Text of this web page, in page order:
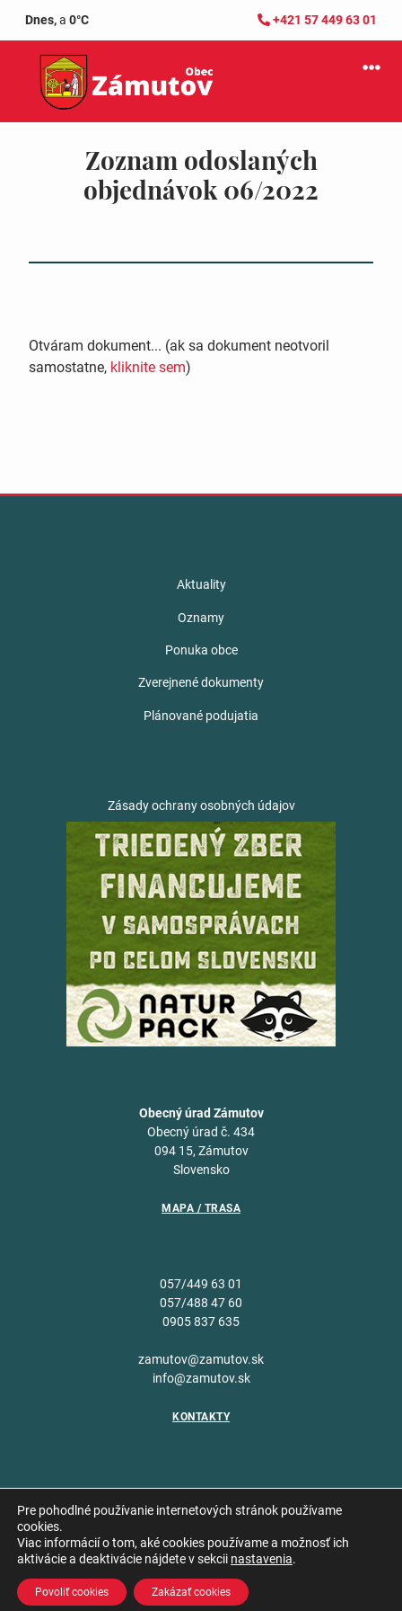
Dnes,a 0°C +421 57 449 63 01
Zoznam odoslaných
objednávok 06/2022
Otváram dokument... (ak sa dokument neotvoril
samostatne, kliknite sem)
Aktuality
Oznamy
Ponuka obce
Zverejnené dokumenty
Plánované podujatia
Zásady ochrany osobných údajov
Obecný úrad Zámutov
Obecný úrad č. 434
094 15, Zámutov
Slovensko
MAPA / TRASA
057/449 63 01
057/488 47 60
0905 837 635
zamutov@zamutov.sk
info@zamutov.sk
KONTAKTY
Copyright © 2026 Obec
Pre pohodlné používanie internetových stránok používame
cookies.
Viac informácií o tom, aké cookies používame a možnosť ich
aktivácie a deaktivácie nájdete v sekcii nastavenia.
Povoliť cookies Zakázať cookies